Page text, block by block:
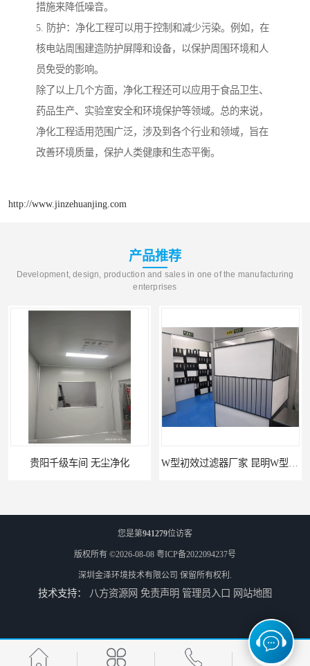
措施来降低噪音。
5. 防护：净化工程可以用于控制和减少污染。例如，在
核电站周围建造防护屏障和设备，以保护周围环境和人
员免受的影响。
除了以上几个方面，净化工程还可以应用于食品卫生、
药品生产、实验室安全和环境保护等领域。总的来说，
净化工程适用范围广泛，涉及到各个行业和领域，旨在
改善环境质量，保护人类健康和生态平衡。
http://www.jinzehuanjing.com
产品推荐
Development, design, production and sales in one of the manufacturing
enterprises
W型初效过滤器厂家 昆明W型初效过滤器厂 金泽
W型初效过滤器 西宁无隔板中效过滤器供应 金泽 W型初效过滤器厂 广州无隔板中效过滤器厂家 金泽
您是第941279位访客
版权所有 ©2026-08-08 粤ICP备2022094237号
深圳金泽环境技术有限公司 保留所有权利.
技术支持： 八方资源网 免责声明 管理员入口 网站地图